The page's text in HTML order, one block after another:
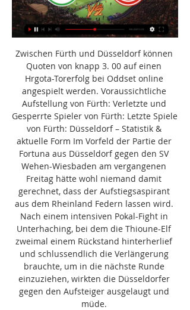
Zwischen Fürth und Düsseldorf können
Quoten von knapp 3. 00 auf einen
Hrgota-Torerfolg bei Oddset online
angespielt werden. Voraussichtliche
Aufstellung von Fürth: Verletzte und
Gesperrte Spieler von Fürth: Letzte Spiele
von Fürth: Düsseldorf – Statistik &
aktuelle Form Im Vorfeld der Partie der
Fortuna aus Düsseldorf gegen den SV
Wehen-Wiesbaden am vergangenen
Freitag hätte wohl niemand damit
gerechnet, dass der Aufstiegsaspirant
aus dem Rheinland Federn lassen wird.
Nach einem intensiven Pokal-Fight in
Unterhaching, bei dem die Thioune-Elf
zweimal einem Rückstand hinterherlief
und schlussendlich die Verlängerung
brauchte, um in die nächste Runde
einzuziehen, wirkten die Düsseldorfer
gegen den Aufsteiger ausgelaugt und
müde.